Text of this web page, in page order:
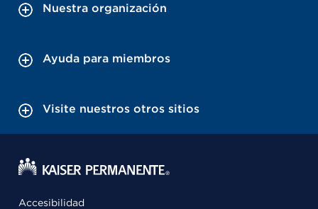
Nuestra organización
Ayuda para miembros
Visite nuestros otros sitios
Accesibilidad